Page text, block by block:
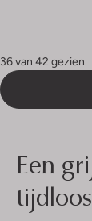
36 van 42 gezien
Een